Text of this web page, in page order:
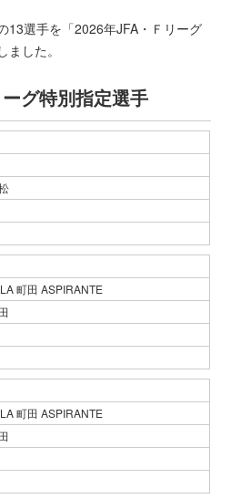
13選手を「2026年JFA・Ｆリーグ
した。
グ特別指定選手
町田 ASPIRANTE
町田 ASPIRANTE